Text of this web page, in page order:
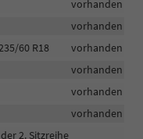
vorhanden
vorhanden
60 R18
vorhanden
vorhanden
vorhanden
vorhanden
2. Sitzreihe